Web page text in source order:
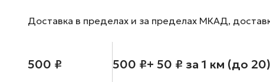
Доставка в пределах и за пределах МКАД,
500 ₽ 500 ₽+ 50 ₽ за 1 км (до 20)